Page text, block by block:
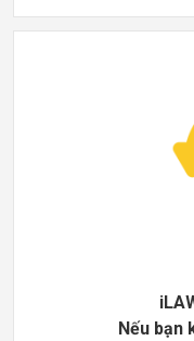
Nếu bạn